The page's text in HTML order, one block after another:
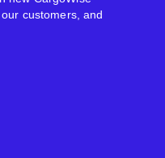
customers, and